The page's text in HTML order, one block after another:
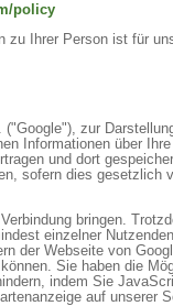
policy
zu Ihrer Person ist für
zur
Informationen über
und dort
sofern dies gesetzlich
bringen.
einzelner
der Webseite von
Sie haben die
indem Sie
auf unserer